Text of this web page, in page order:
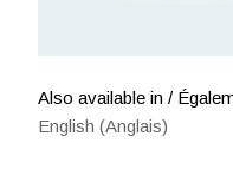
Also available in /
English (Anglais)